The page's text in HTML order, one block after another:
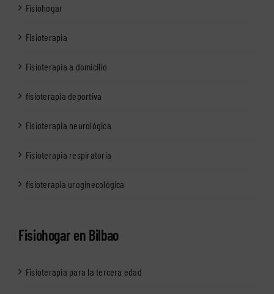
Fisiohogar
Fisioterapia
Fisioterapia a domicilio
fisioterapia deportiva
Fisioterapia neurológica
Fisioterapia respiratoria
fisioterapia uroginecológica
Fisiohogar en Bilbao
Fisioterapia para la tercera edad